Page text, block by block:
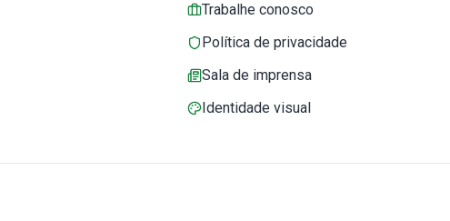
Trabalhe conosco
Política de privacidade
Sala de imprensa
Identidade visual